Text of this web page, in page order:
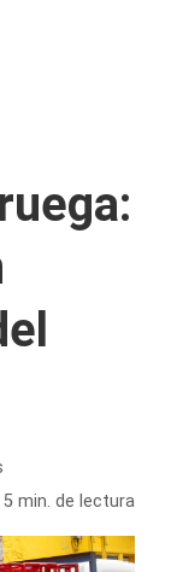
5 min. de lectura